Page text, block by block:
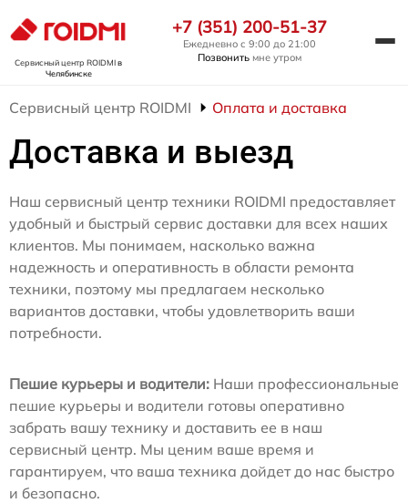
Сервисный центр ROIDMIв
Челябинске
+7 (351) 200-51-37
Ежедневно с 9:00 до 21:00
Позвонить мне утром
Сервисный центр ROIDMI Оплата и доставка
Доставка и выезд
Наш сервисный центр техники ROIDMI предоставляет
удобный и быстрый сервис доставки для всех наших
клиентов. Мы понимаем, насколько важна
надежность и оперативность в области ремонта
техники, поэтому мы предлагаем несколько
вариантов доставки, чтобы удовлетворить ваши
потребности.
Пешие курьеры и водители: Наши профессиональные
пешие курьеры и водители готовы оперативно
забрать вашу технику и доставить ее в наш
сервисный центр. Мы ценим ваше время и
гарантируем, что ваша техника дойдет до нас быстро
и безопасно.